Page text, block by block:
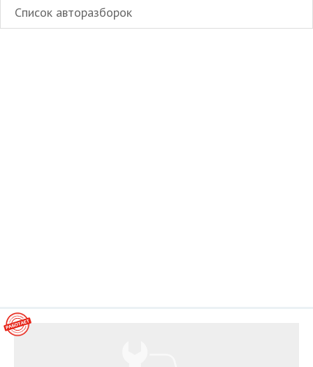
Список авторазборок